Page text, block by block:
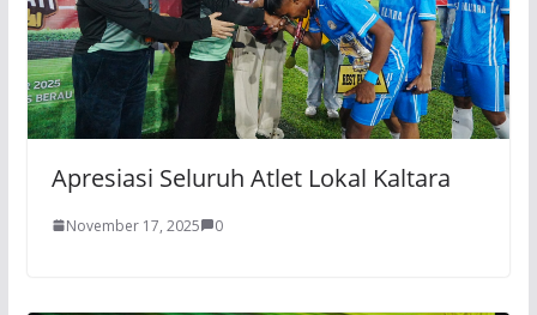
Apresiasi Seluruh Atlet Lokal Kaltara
November 17, 2025 0